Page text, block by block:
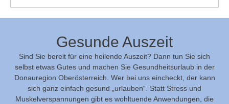
Gesunde Auszeit
Sind Sie bereit für eine heilende Auszeit? Dann tun Sie sich
selbst etwas Gutes und machen Sie Gesundheitsurlaub in der
Donauregion Oberösterreich. Wer bei uns eincheckt, der kann
sich ganz einfach gesund „urlauben“. Statt Stress und
Muskelverspannungen gibt es wohltuende Anwendungen, die